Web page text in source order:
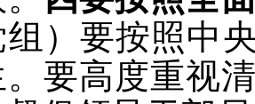
）要按照中
要高度重视